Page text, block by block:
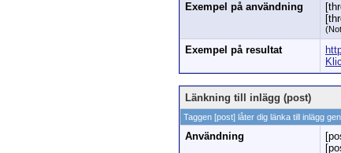
Exempel på användning
Exempel på resultat
Länkning till inlägg (post)
Taggen [post] låter dig länka till inlägg
Användning